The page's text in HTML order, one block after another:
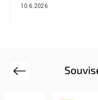
10.6.2026
Previous